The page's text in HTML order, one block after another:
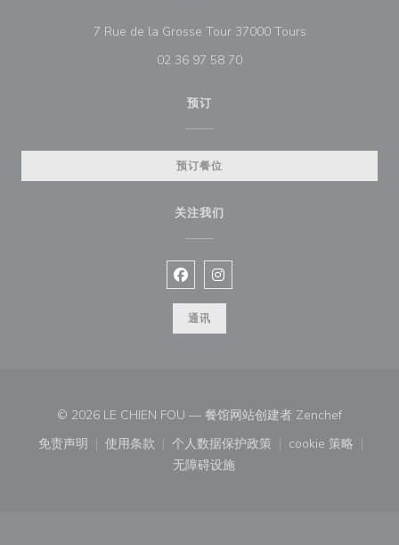
7 Rue de la Grosse Tour 37000 Tours((在新窗口中打
02 36 97 58 70
预订
预订餐位
关注我们
Facebook ((在新窗口中打开))
Instagram ((在新窗口中打开))
通讯
© 2026 LE CHIEN FOU — 餐馆网站创建者 Zenchef((在新窗
免责声明
((在新窗口中打开))
使用条款
((在新窗口中打开))
个人数据保护政策
((在新窗口中打开))
cookie 策略
((在新窗口
无障碍设施
((在新窗口中打开))